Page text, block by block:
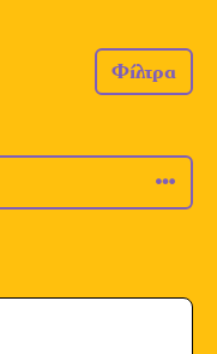
Φίλτρα